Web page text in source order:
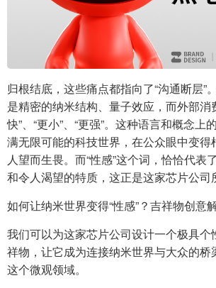
归根结底，这些痛点都指向了“沟通断层”
是精密的纳米结构、量子效应，而外部消
快”、“更小”、“更强”。这种语言和概念上
满无限可能的科技世界，在公众眼中变得
人望而生畏。而“性感”这个词，恰恰代表
和令人渴望的特质，这正是这家芯片公司
如何让纳米世界变得“性感”？吉祥物创意
我们可以为这家芯片公司设计一个极具个
祥物，让它成为连接纳米世界与大众的桥
这个微观领域。